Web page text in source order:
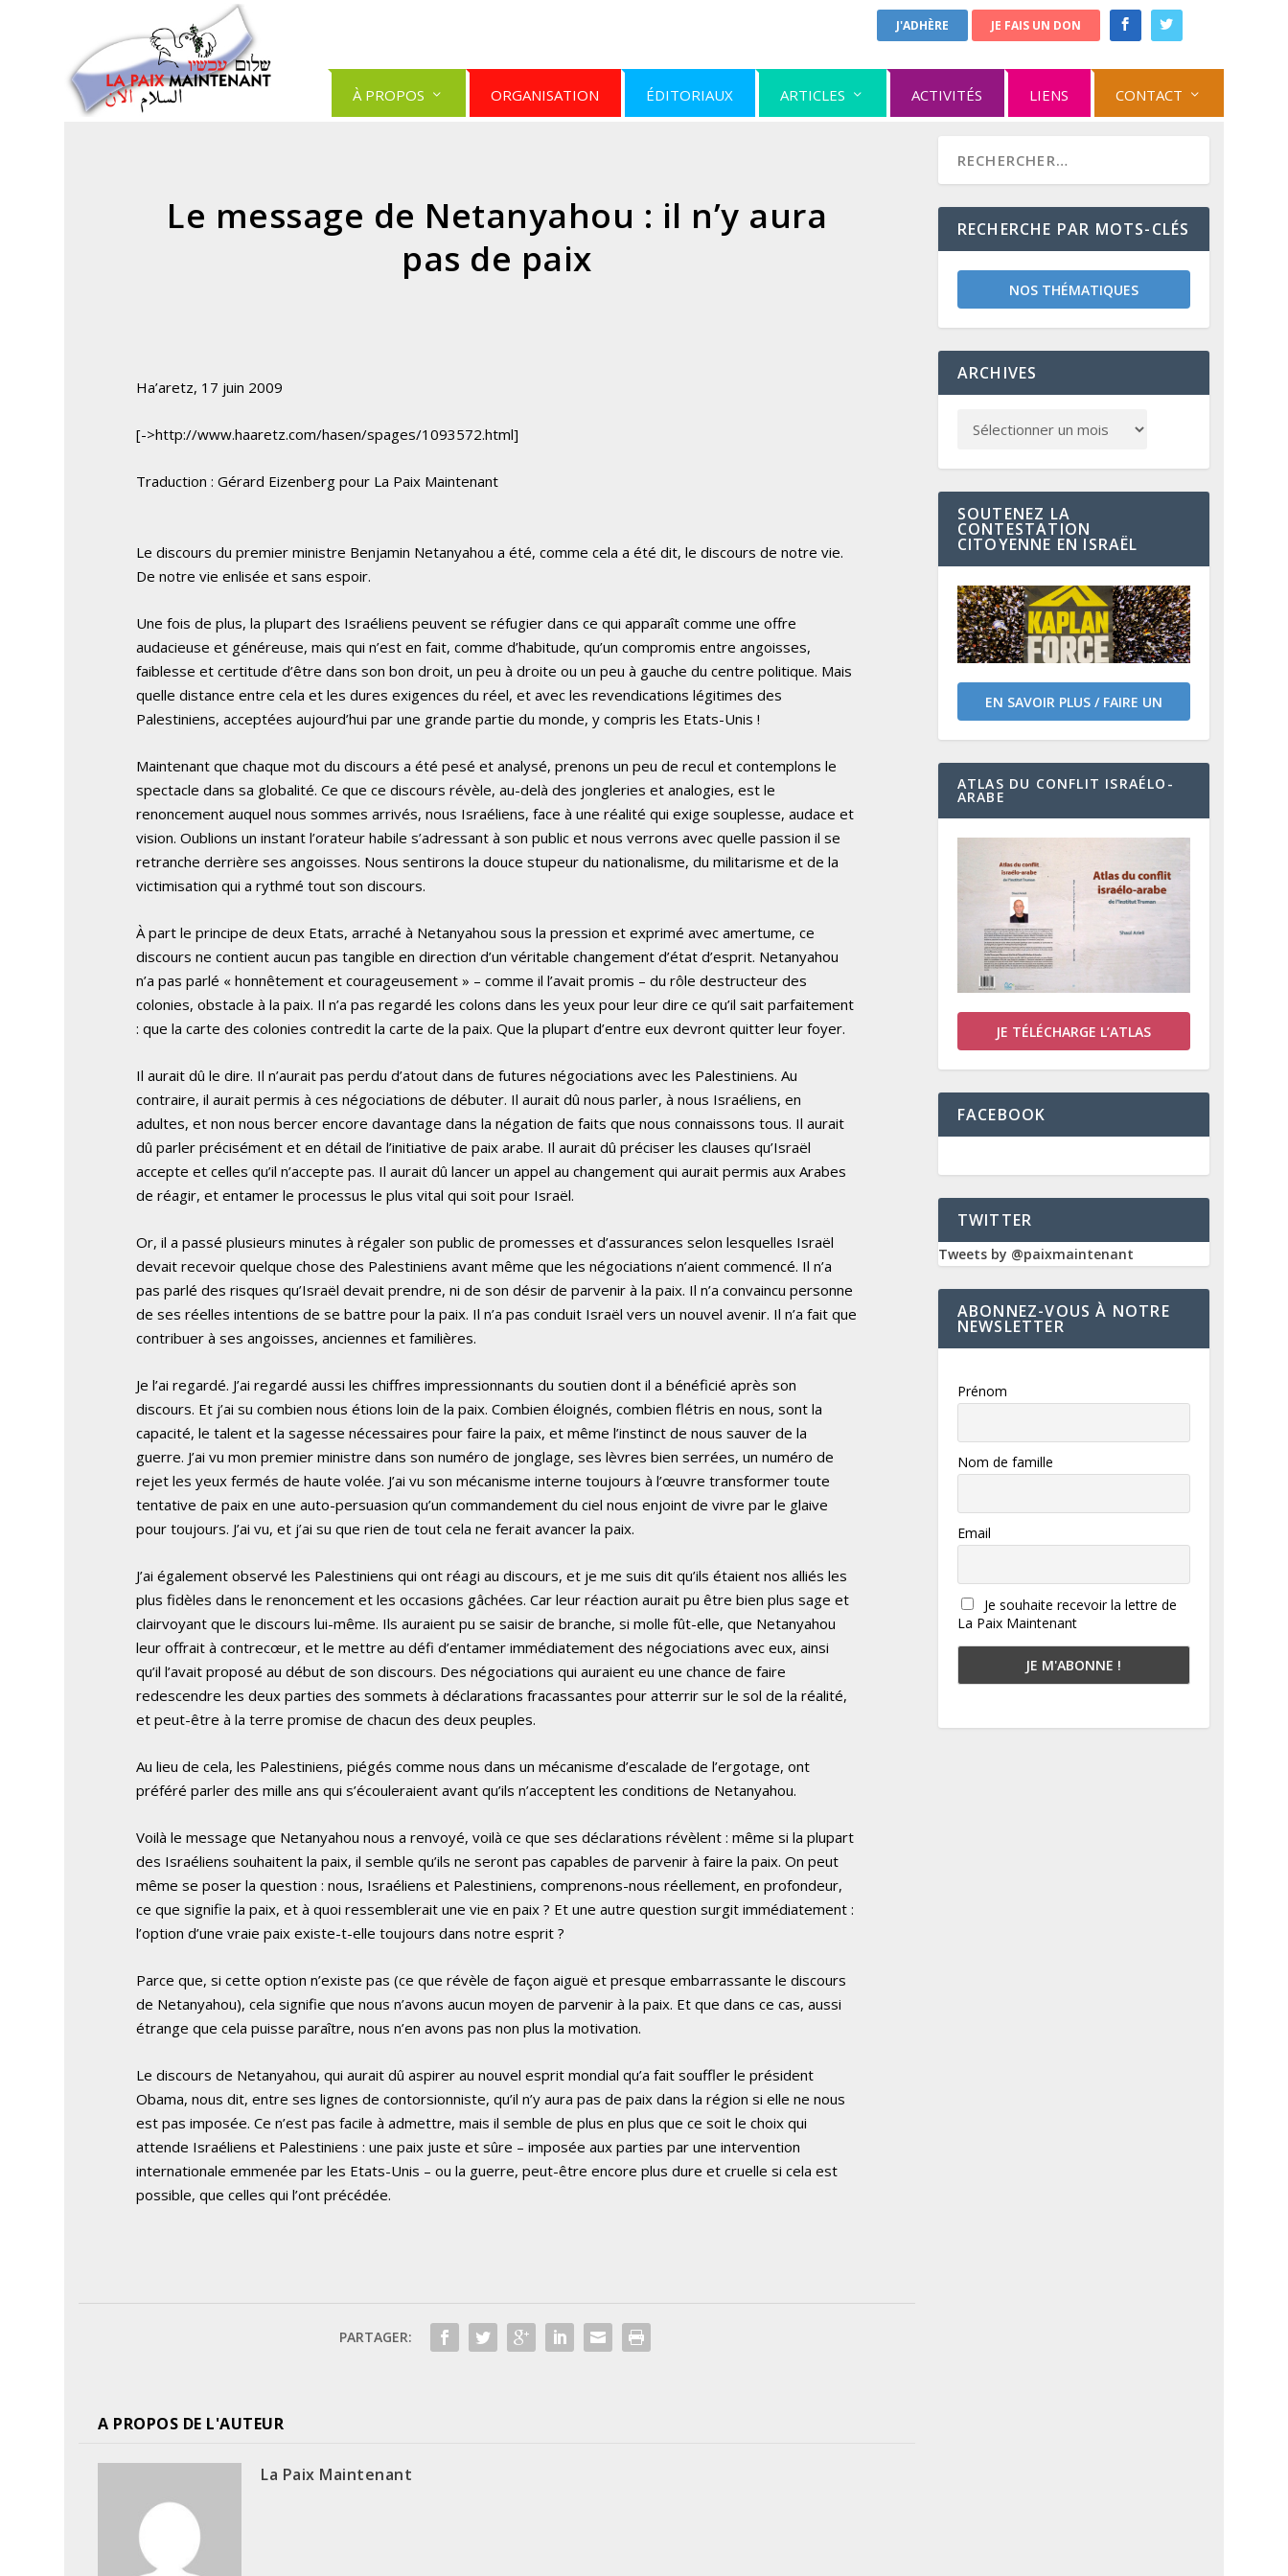
J'ADHÈRE JE FAIS UN DON
À PROPOS ORGANISATION ÉDITORIAUX ARTICLES ACTIVITÉS LIENS CONTACT
Le message de Netanyahou : il n’y aura
pas de paix
Ha’aretz, 17 juin 2009
[->http://www.haaretz.com/hasen/spages/1093572.html]
Traduction : Gérard Eizenberg pour La Paix Maintenant
Le discours du premier ministre Benjamin Netanyahou a été, comme cela a été dit, le discours de notre vie.
De notre vie enlisée et sans espoir.
Une fois de plus, la plupart des Israéliens peuvent se réfugier dans ce qui apparaît comme une offre
audacieuse et généreuse, mais qui n’est en fait, comme d’habitude, qu’un compromis entre angoisses,
faiblesse et certitude d’être dans son bon droit, un peu à droite ou un peu à gauche du centre politique. Mais
quelle distance entre cela et les dures exigences du réel, et avec les revendications légitimes des
Palestiniens, acceptées aujourd’hui par une grande partie du monde, y compris les Etats-Unis !
Maintenant que chaque mot du discours a été pesé et analysé, prenons un peu de recul et contemplons le
spectacle dans sa globalité. Ce que ce discours révèle, au-delà des jongleries et analogies, est le
renoncement auquel nous sommes arrivés, nous Israéliens, face à une réalité qui exige souplesse, audace et
vision. Oublions un instant l’orateur habile s’adressant à son public et nous verrons avec quelle passion il se
retranche derrière ses angoisses. Nous sentirons la douce stupeur du nationalisme, du militarisme et de la
victimisation qui a rythmé tout son discours.
À part le principe de deux Etats, arraché à Netanyahou sous la pression et exprimé avec amertume, ce
discours ne contient aucun pas tangible en direction d’un véritable changement d’état d’esprit. Netanyahou
n’a pas parlé « honnêtement et courageusement » – comme il l’avait promis – du rôle destructeur des
colonies, obstacle à la paix. Il n’a pas regardé les colons dans les yeux pour leur dire ce qu’il sait parfaitement
: que la carte des colonies contredit la carte de la paix. Que la plupart d’entre eux devront quitter leur foyer.
Il aurait dû le dire. Il n’aurait pas perdu d’atout dans de futures négociations avec les Palestiniens. Au
contraire, il aurait permis à ces négociations de débuter. Il aurait dû nous parler, à nous Israéliens, en
adultes, et non nous bercer encore davantage dans la négation de faits que nous connaissons tous. Il aurait
dû parler précisément et en détail de l’initiative de paix arabe. Il aurait dû préciser les clauses qu’Israël
accepte et celles qu’il n’accepte pas. Il aurait dû lancer un appel au changement qui aurait permis aux Arabes
de réagir, et entamer le processus le plus vital qui soit pour Israël.
Or, il a passé plusieurs minutes à régaler son public de promesses et d’assurances selon lesquelles Israël
devait recevoir quelque chose des Palestiniens avant même que les négociations n’aient commencé. Il n’a
pas parlé des risques qu’Israël devait prendre, ni de son désir de parvenir à la paix. Il n’a convaincu personne
de ses réelles intentions de se battre pour la paix. Il n’a pas conduit Israël vers un nouvel avenir. Il n’a fait que
contribuer à ses angoisses, anciennes et familières.
Je l’ai regardé. J’ai regardé aussi les chiffres impressionnants du soutien dont il a bénéficié après son
discours. Et j’ai su combien nous étions loin de la paix. Combien éloignés, combien flétris en nous, sont la
capacité, le talent et la sagesse nécessaires pour faire la paix, et même l’instinct de nous sauver de la
guerre. J’ai vu mon premier ministre dans son numéro de jonglage, ses lèvres bien serrées, un numéro de
rejet les yeux fermés de haute volée. J’ai vu son mécanisme interne toujours à l’œuvre transformer toute
tentative de paix en une auto-persuasion qu’un commandement du ciel nous enjoint de vivre par le glaive
pour toujours. J’ai vu, et j’ai su que rien de tout cela ne ferait avancer la paix.
J’ai également observé les Palestiniens qui ont réagi au discours, et je me suis dit qu’ils étaient nos alliés les
plus fidèles dans le renoncement et les occasions gâchées. Car leur réaction aurait pu être bien plus sage et
clairvoyant que le discours lui-même. Ils auraient pu se saisir de branche, si molle fût-elle, que Netanyahou
leur offrait à contrecœur, et le mettre au défi d’entamer immédiatement des négociations avec eux, ainsi
qu’il l’avait proposé au début de son discours. Des négociations qui auraient eu une chance de faire
redescendre les deux parties des sommets à déclarations fracassantes pour atterrir sur le sol de la réalité,
et peut-être à la terre promise de chacun des deux peuples.
Au lieu de cela, les Palestiniens, piégés comme nous dans un mécanisme d’escalade de l’ergotage, ont
préféré parler des mille ans qui s’écouleraient avant qu’ils n’acceptent les conditions de Netanyahou.
Voilà le message que Netanyahou nous a renvoyé, voilà ce que ses déclarations révèlent : même si la plupart
des Israéliens souhaitent la paix, il semble qu’ils ne seront pas capables de parvenir à faire la paix. On peut
même se poser la question : nous, Israéliens et Palestiniens, comprenons-nous réellement, en profondeur,
ce que signifie la paix, et à quoi ressemblerait une vie en paix ? Et une autre question surgit immédiatement :
l’option d’une vraie paix existe-t-elle toujours dans notre esprit ?
Parce que, si cette option n’existe pas (ce que révèle de façon aiguë et presque embarrassante le discours
de Netanyahou), cela signifie que nous n’avons aucun moyen de parvenir à la paix. Et que dans ce cas, aussi
étrange que cela puisse paraître, nous n’en avons pas non plus la motivation.
Le discours de Netanyahou, qui aurait dû aspirer au nouvel esprit mondial qu’a fait souffler le président
Obama, nous dit, entre ses lignes de contorsionniste, qu’il n’y aura pas de paix dans la région si elle ne nous
est pas imposée. Ce n’est pas facile à admettre, mais il semble de plus en plus que ce soit le choix qui
attende Israéliens et Palestiniens : une paix juste et sûre – imposée aux parties par une intervention
internationale emmenée par les Etats-Unis – ou la guerre, peut-être encore plus dure et cruelle si cela est
possible, que celles qui l’ont précédée.
PARTAGER:
A PROPOS DE L'AUTEUR
La Paix Maintenant
RECHERCHE PAR MOTS-CLÉS
NOS THÉMATIQUES
ARCHIVES
SOUTENEZ LA
CONTESTATION
CITOYENNE EN ISRAËL
EN SAVOIR PLUS / FAIRE UN
DON
ATLAS DU CONFLIT ISRAÉLO-
ARABE
JE TÉLÉCHARGE L’ATLAS
FACEBOOK
TWITTER
Tweets by @paixmaintenant
ABONNEZ-VOUS À NOTRE
NEWSLETTER
Prénom
Nom de famille
Email
Je souhaite recevoir la lettre de
La Paix Maintenant